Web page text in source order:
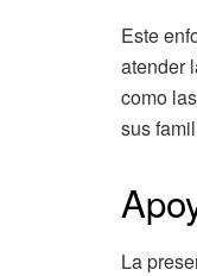
Este
atender
como
sus
La